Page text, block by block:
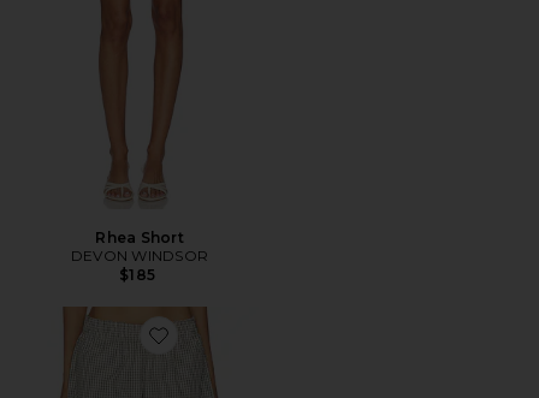
Rhea Short
DEVON WINDSOR
$185
Favorite Sevigney Long Short